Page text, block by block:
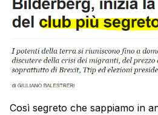
Così segreto che sappiamo in